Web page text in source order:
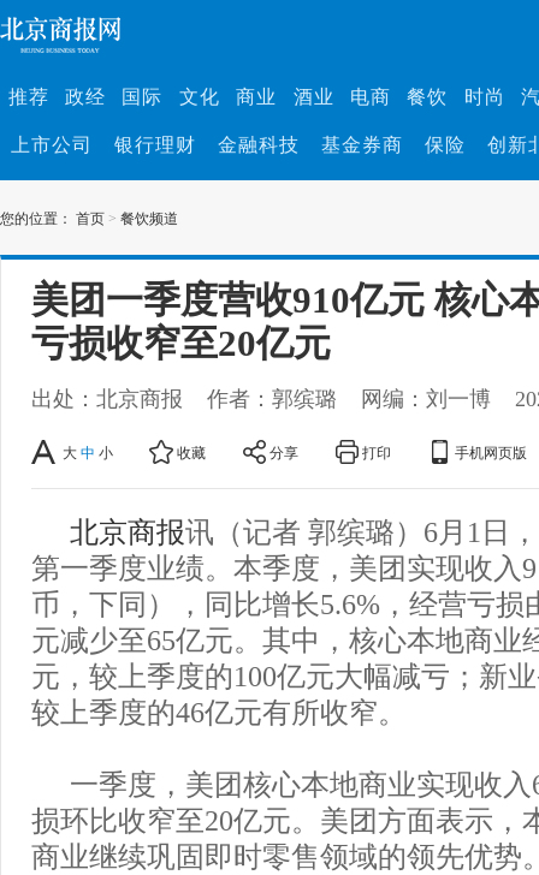
推荐 政经 国际 文化 商业 酒业 电商 餐饮 时尚
上市公司 银行理财 金融科技 基金券商 保险 创新
您的位置： 首页 > 餐饮频道
美团一季度营收910亿元 核心
亏损收窄至20亿元
出处：北京商报 作者：郭缤璐 网编：刘一博
大 中 小 收藏 分享 打印 手机网页版
北京商报讯（记者 郭缤璐）6月1日
第一季度业绩。本季度，美团实现收入
币，下同），同比增长5.6%，经营亏损
元减少至65亿元。其中，核心本地商业
元，较上季度的100亿元大幅减亏；新
较上季度的46亿元有所收窄。
一季度，美团核心本地商业实现收入
损环比收窄至20亿元。美团方面表示，
商业继续巩固即时零售领域的领先优势